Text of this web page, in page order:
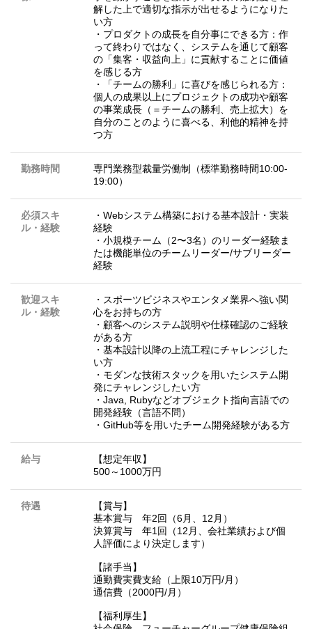
解した上で適切な指示が出せるようになりた
い方
・プロダクトの成長を自分事にできる方：作
って終わりではなく、システムを通じて顧客
の「集客・収益向上」に貢献することに価値
を感じる方
・「チームの勝利」に喜びを感じられる方：
個人の成果以上にプロジェクトの成功や顧客
の事業成長（＝チームの勝利、売上拡大）を
自分のことのように喜べる、利他的精神を持
つ方
勤務時間
専門業務型裁量労働制（標準勤務時間10:00-
19:00）
必須スキ
ル・経験
・Webシステム構築における基本設計・実装
経験
・小規模チーム（2〜3名）のリーダー経験ま
たは機能単位のチームリーダー/サブリーダー
経験
歓迎スキ
ル・経験
・スポーツビジネスやエンタメ業界へ強い関
心をお持ちの方
・顧客へのシステム説明や仕様確認のご経験
がある方
・基本設計以降の上流工程にチャレンジした
い方
・モダンな技術スタックを用いたシステム開
発にチャレンジしたい方
・Java, Rubyなどオブジェクト指向言語での
開発経験（言語不問）
・GitHub等を用いたチーム開発経験がある方
給与
【想定年収】
500～1000万円
待遇
【賞与】
基本賞与 年2回（6月、12月）
決算賞与 年1回（12月、会社業績および個
人評価により決定します）
【諸手当】
通勤費実費支給（上限10万円/月）
通信費（2000円/月）
【福利厚生】